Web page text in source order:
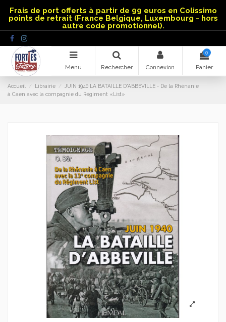
Frais de port offerts à partir de 99 euros en Colissimo
points de retrait (France Belgique, Luxembourg - hors
autre code promotionnel).
Menu Rechercher Connexion
0
Panier
Accueil Librairie
JUIN 1940 LA BATAILLE D'ABBEVILLE - De la Rhénanie
à Caen avec la compagnie du Régiment «List»